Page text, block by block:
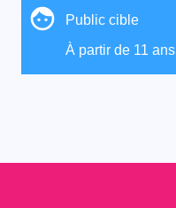
Public cible
À partir de 11 ans